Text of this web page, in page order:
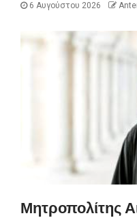
6 Αυγούστου 2026
Μητροπολίτης